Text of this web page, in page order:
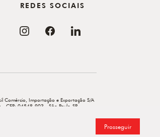
Prosseguir
REDES SOCIAIS
Comércio, Importação e Exportação S/A
CEP: 04548-903 - São Paulo-SP.